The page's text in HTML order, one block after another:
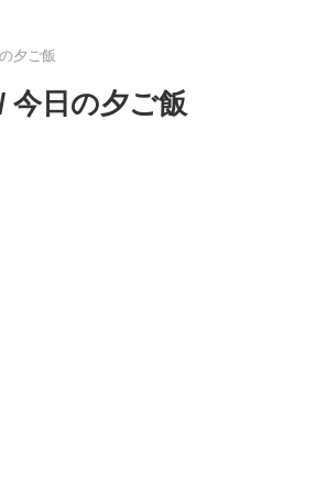
夕ご飯
今日の夕ご飯